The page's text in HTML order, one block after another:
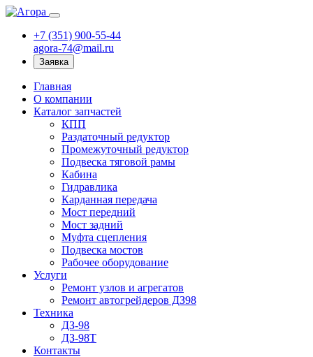
+7 (351) 900-55-44
agora-74@mail.ru
Заявка
Главная
О компании
Каталог запчастей
КПП
Раздаточный редуктор
Промежуточный редуктор
Подвеска тяговой рамы
Кабина
Гидравлика
Карданная передача
Мост передний
Мост задний
Муфта сцепления
Подвеска мостов
Рабочее оборудование
Услуги
Ремонт узлов и агрегатов
Ремонт автогрейдеров ДЗ98
Техника
ДЗ-98
ДЗ-98Т
Контакты